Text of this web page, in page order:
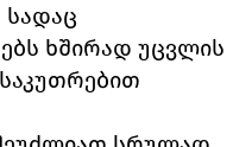
სადაც
ხშირად უცვლის